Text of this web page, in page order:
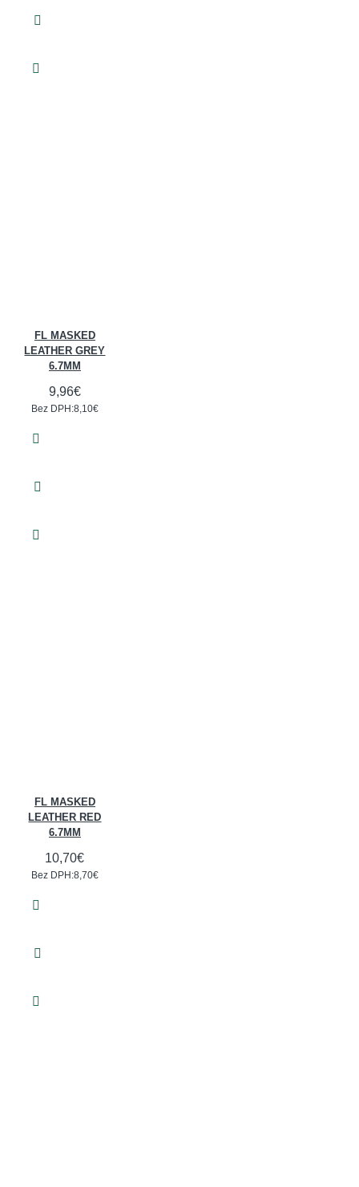
FL MASKED
LEATHER GREY
6.7MM
9,96€
Bez DPH:8,10€
FL MASKED
LEATHER RED
6.7MM
10,70€
Bez DPH:8,70€